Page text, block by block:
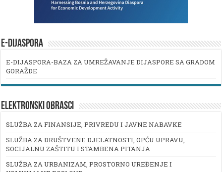
E-DIJASPORA
E-DIJASPORA-BAZA ZA UMREŽAVANJE DIJASPORE SA GRADOM
GORAŽDE
ELEKTRONSKI OBRASCI
SLUŽBA ZA FINANSIJE, PRIVREDU I JAVNE NABAVKE
SLUŽBA ZA DRUŠTVENE DJELATNOSTI, OPĆU UPRAVU,
SOCIJALNU ZAŠTITU I STAMBENA PITANJA
SLUŽBA ZA URBANIZAM, PROSTORNO UREĐENJE I